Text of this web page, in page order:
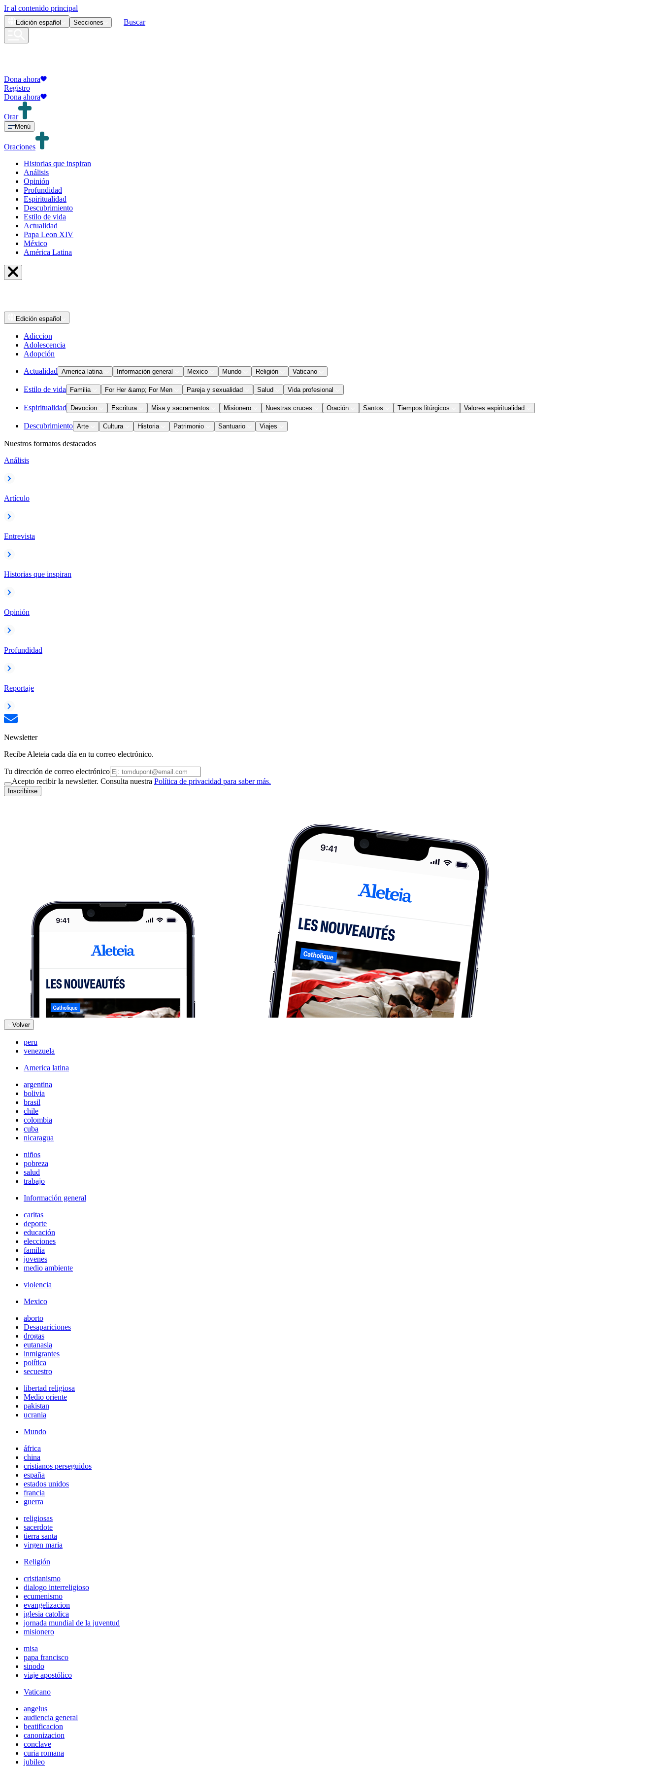
Ir al contenido principal
Edición español Secciones Buscar
Dona ahora
Registro
Dona ahora
Orar
Menú
Oraciones
Historias que inspiran
Análisis
Opinión
Profundidad
Espiritualidad
Descubrimiento
Estilo de vida
Actualidad
Papa Leon XIV
México
América Latina
Edición español
Adiccion
Adolescencia
Adopción
Actualidad America latina Información general Mexico Mundo Religión Vaticano
Estilo de vida Familia For Her &amp; For Men Pareja y sexualidad Salud Vida profesional
Espiritualidad Devocion Escritura Misa y sacramentos Misionero Nuestras cruces Oración Santos Tiempos litúrgicos Valores espiritualidad
Descubrimiento Arte Cultura Historia Patrimonio Santuario Viajes
Nuestros formatos destacados
Análisis
Artículo
Entrevista
Historias que inspiran
Opinión
Profundidad
Reportaje
Newsletter
Recibe Aleteia cada día en tu correo electrónico.
Tu dirección de correo electrónico
Acepto recibir la newsletter. Consulta nuestra Política de privacidad para saber más.
Inscribirse
Volver
peru
venezuela
America latina
argentina
bolivia
brasil
chile
colombia
cuba
nicaragua
niños
pobreza
salud
trabajo
Información general
caritas
deporte
educación
elecciones
familia
jovenes
medio ambiente
violencia
Mexico
aborto
Desapariciones
drogas
eutanasia
inmigrantes
política
secuestro
libertad religiosa
Medio oriente
pakistan
ucrania
Mundo
áfrica
china
cristianos perseguidos
españa
estados unidos
francia
guerra
religiosas
sacerdote
tierra santa
virgen maria
Religión
cristianismo
dialogo interreligioso
ecumenismo
evangelizacion
iglesia catolica
jornada mundial de la juventud
misionero
misa
papa francisco
sinodo
viaje apostólico
Vaticano
angelus
audiencia general
beatificacion
canonizacion
conclave
curia romana
jubileo